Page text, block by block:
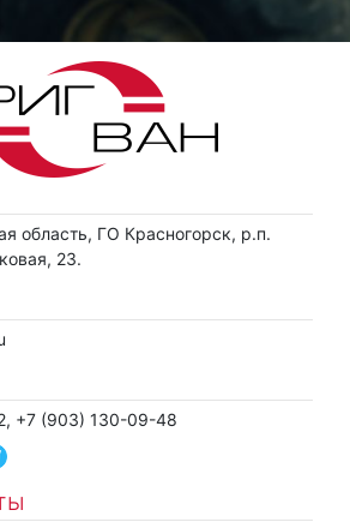
область, ГО Красногорск, р.п.
23.
+7 (903) 130-09-48